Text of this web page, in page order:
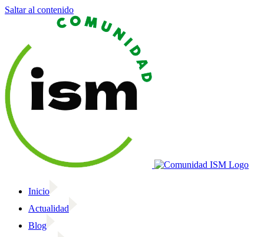
Saltar al contenido
Inicio
Actualidad
Blog